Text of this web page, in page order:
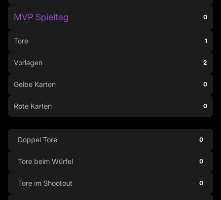
MVP Spieltag 0
Tore 1
Vorlagen 2
Gelbe Karten 0
Rote Karten 0
Doppel Tore 0
Tore beim Würfel 0
Tore im Shootout 0